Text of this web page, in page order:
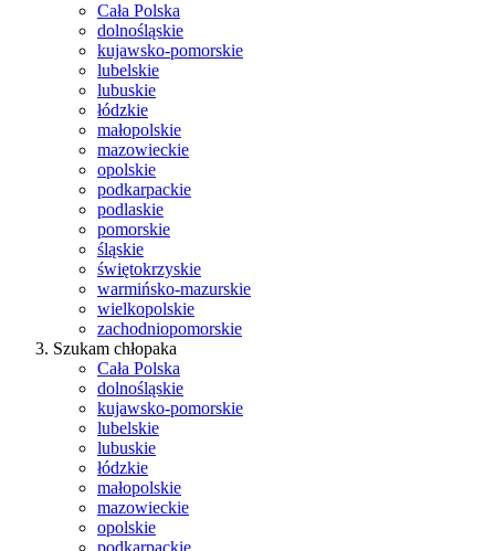
Cała Polska
dolnośląskie
kujawsko-pomorskie
lubelskie
lubuskie
łódzkie
małopolskie
mazowieckie
opolskie
podkarpackie
podlaskie
pomorskie
śląskie
świętokrzyskie
warmińsko-mazurskie
wielkopolskie
zachodniopomorskie
Szukam chłopaka
Cała Polska
dolnośląskie
kujawsko-pomorskie
lubelskie
lubuskie
łódzkie
małopolskie
mazowieckie
opolskie
podkarpackie